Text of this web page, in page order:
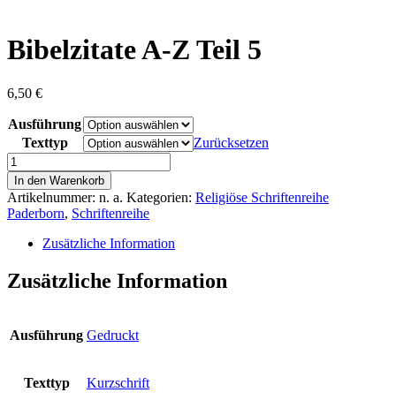
Bibelzitate A-Z Teil 5
6,50 €
Ausführung
Texttyp
Zurücksetzen
Bibelzitate
A-
Z
Teil
5
Menge
In den Warenkorb
Artikelnummer: n. a. Kategorien: Religiöse Schriftenreihe
Paderborn, Schriftenreihe
Zusätzliche Information
Zusätzliche Information
Ausführung Gedruckt
Texttyp Kurzschrift